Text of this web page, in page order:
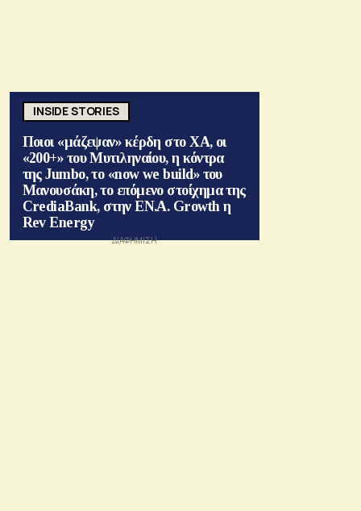
INSIDE STORIES
Ποιοι «μάζεψαν» κέρδη στο ΧΑ, οι
«200+» του Μυτιληναίου, η κόντρα
της Jumbo, το «now we build» του
Μανουσάκη, το επόμενο στοίχημα της
CrediaBank, στην ΕΝ.Α. Growth η
Rev Energy